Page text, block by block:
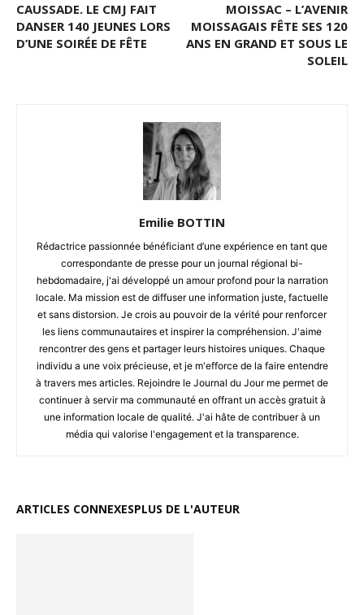
CAUSSADE. LE CMJ FAIT
DANSER 140 JEUNES LORS
D’UNE SOIRÉE DE FÊTE
MOISSAC – L’AVENIR
MOISSAGAIS FÊTE SES 120
ANS EN GRAND ET SOUS LE
SOLEIL
Emilie BOTTIN
Rédactrice passionnée bénéficiant d’une expérience en tant que
correspondante de presse pour un journal régional bi-
hebdomadaire, j'ai développé un amour profond pour la narration
locale. Ma mission est de diffuser une information juste, factuelle
et sans distorsion. Je crois au pouvoir de la vérité pour renforcer
les liens communautaires et inspirer la compréhension. J'aime
rencontrer des gens et partager leurs histoires uniques. Chaque
individu a une voix précieuse, et je m'efforce de la faire entendre
à travers mes articles. Rejoindre le Journal du Jour me permet de
continuer à servir ma communauté en offrant un accès gratuit à
une information locale de qualité. J'ai hâte de contribuer à un
média qui valorise l'engagement et la transparence.
ARTICLES CONNEXESPLUS DE L'AUTEUR